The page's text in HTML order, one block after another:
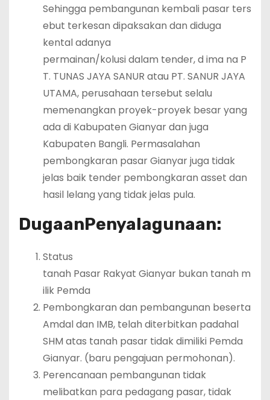
Sehingga pembangunan kembali pasar ters
ebut terkesan dipaksakan dan diduga
kental adanya
permainan/kolusi dalam tender, d ima na P
T. TUNAS JAYA SANUR atau PT. SANUR JAYA
UTAMA, perusahaan tersebut selalu
memenangkan proyek-proyek besar yang
ada di Kabupaten Gianyar dan juga
Kabupaten Bangli. Permasalahan
pembongkaran pasar Gianyar juga tidak
jelas baik tender pembongkaran asset dan
hasil lelang yang tidak jelas pula.
DugaanPenyalagunaan:
Status
tanah Pasar Rakyat Gianyar bukan tanah m
ilik Pemda
Pembongkaran dan pembangunan beserta
Amdal dan IMB, telah diterbitkan padahal
SHM atas tanah pasar tidak dimiliki Pemda
Gianyar. (baru pengajuan permohonan).
Perencanaan pembangunan tidak
melibatkan para pedagang pasar, tidak